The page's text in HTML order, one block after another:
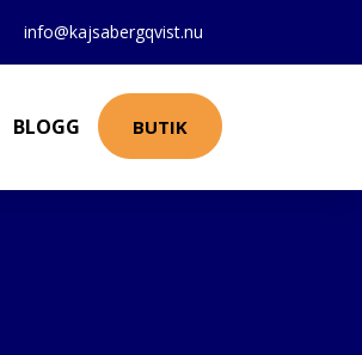
info@kajsabergqvist.nu
BLOGG BUTIK